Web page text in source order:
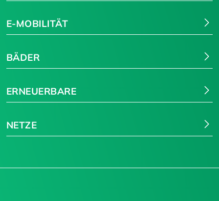
E-MOBILITÄT
BÄDER
ERNEUERBARE
NETZE